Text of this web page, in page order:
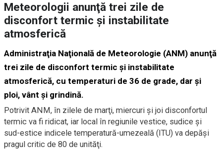
Meteorologii anunţă trei zile de
disconfort termic şi instabilitate
atmosferică
Administraţia Naţională de Meteorologie (ANM) anunţă
trei zile de disconfort termic şi instabilitate
atmosferică, cu temperaturi de 36 de grade, dar şi
ploi, vânt şi grindină.
Potrivit ANM, în zilele de marţi, miercuri şi joi disconfortul
termic va fi ridicat, iar local în regiunile vestice, sudice şi
sud-estice indicele temperatură-umezeală (ITU) va depăşi
pragul critic de 80 de unităţi.